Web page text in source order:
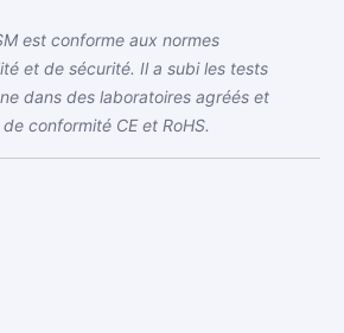
est conforme aux normes
et de sécurité. Il a subi les tests
dans des laboratoires agréés et
conformité CE et RoHS.